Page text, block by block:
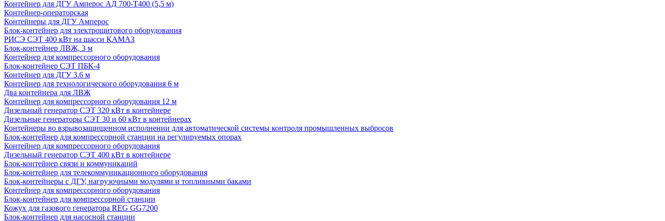
Контейнер для ДГУ Амперос АД 700-Т400 (5,5 м)
Контейнер-операторская
Контейнеры для ДГУ Амперос
Блок-контейнер для электрощитового оборудования
РИСЭ СЭТ 400 кВт на шасси КАМАЗ
Блок-контейнер ЛВЖ, 3 м
Контейнер для компрессорного оборудования
Блок-контейнер СЭТ ПБК-4
Контейнер для ДГУ 3.6 м
Контейнер для технологического оборудования 6 м
Два контейнера для ЛВЖ
Контейнер для компрессорного оборудования 12 м
Дизельный генератор СЭТ 320 кВт в контейнере
Дизельные генераторы СЭТ 30 и 60 кВт в контейнерах
Контейнеры во взрывозащищенном исполнении для автоматической системы контроля промышленных выбросов
Блок-контейнер для компрессорной станции на регулируемых опорах
Контейнер для компрессорного оборудования
Дизельный генератор СЭТ 400 кВт в контейнере
Блок-контейнер связи и коммуникаций
Блок-контейнер для телекоммуникационного оборудования
Блок-контейнеры с ДГУ, нагрузочными модулями и топливными баками
Контейнер для компрессорного оборудования
Блок-контейнер для компрессорной станции
Кожух для газового генератора REG GG7200
Блок-контейнер для насосной станции